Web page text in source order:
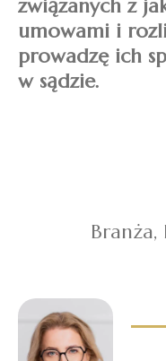
związanych z
umowami i
prowadzę ich
w sądzie.